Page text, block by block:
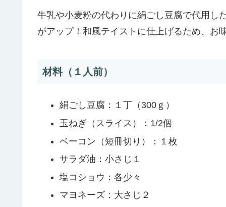
牛乳や小麦粉の代わりに絹ごし豆腐で代用し
がアップ！和風テイストに仕上げるため、お
材料（１人前）
絹ごし豆腐：１丁（300ｇ）
玉ねぎ（スライス）：1/2個
ベーコン（短冊切り）：１枚
サラダ油：小さじ１
塩コショウ：各少々
マヨネーズ：大さじ２